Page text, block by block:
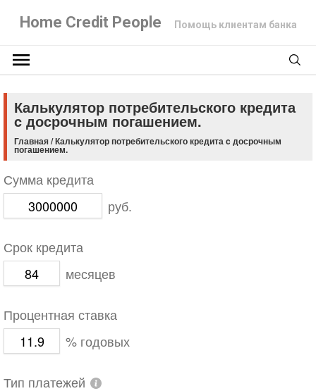
Home Credit People Помощь клиентам банка
Калькулятор потребительского кредита
c досрочным погашением.
Главная/Калькулятор потребительского кредита c досрочным
погашением.
Сумма кредита
руб.
Срок кредита
месяцев
Процентная ставка
% годовых
Тип платежей